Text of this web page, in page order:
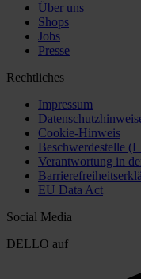
Über uns
Shops
Jobs
Presse
Rechtliches
Impressum
Cookie-Hinweis
Beschwerdestelle
Verantwortung in
EU Data Act
Social Media
DELLO auf